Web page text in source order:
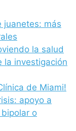
juanetes: más
la salud
la investigación
de Miami!
apoyo a
o